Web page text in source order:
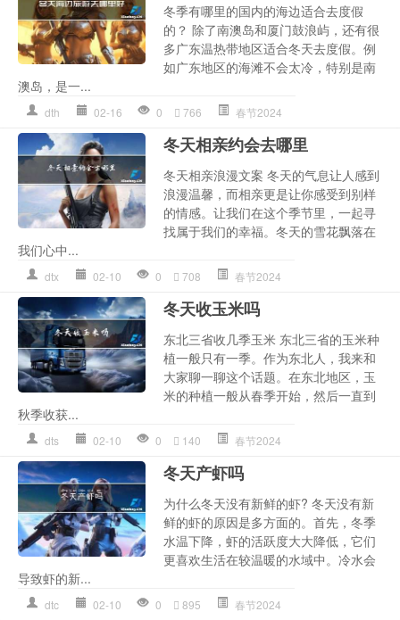
冬季有哪里的国内的海边适合去度假
的？ 除了南澳岛和厦门鼓浪屿，还有很
多广东温热带地区适合冬天去度假。例
如广东地区的海滩不会太冷，特别是南
澳岛，是一...
dth 02-16 0 766 春节2024
冬天相亲约会去哪里
冬天相亲浪漫文案 冬天的气息让人感到
浪漫温馨，而相亲更是让你感受到别样
的情感。让我们在这个季节里，一起寻
找属于我们的幸福。冬天的雪花飘落在
我们心中...
dtx 02-10 0 708 春节2024
冬天收玉米吗
东北三省收几季玉米 东北三省的玉米种
植一般只有一季。作为东北人，我来和
大家聊一聊这个话题。在东北地区，玉
米的种植一般从春季开始，然后一直到
秋季收获...
dts 02-10 0 140 春节2024
冬天产虾吗
为什么冬天没有新鲜的虾? 冬天没有新
鲜的虾的原因是多方面的。首先，冬季
水温下降，虾的活跃度大大降低，它们
更喜欢生活在较温暖的水域中。冷水会
导致虾的新...
dtc 02-10 0 895 春节2024